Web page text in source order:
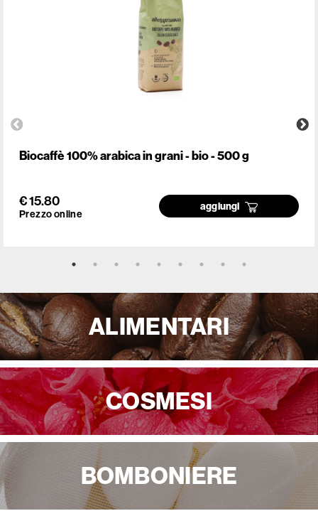
Biocaffè 100% arabica in grani - bio - 500 g
€ 15.80
Prezzo online
aggiungi
ALIMENTARI
COSMESI
BOMBONIERE